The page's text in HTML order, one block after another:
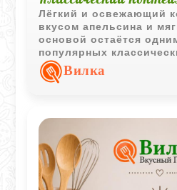
Лёгкий и освежающий
вкусом апельсина и
основой остаётся
популярных
Простое сочетание
его универсальным
Вилка